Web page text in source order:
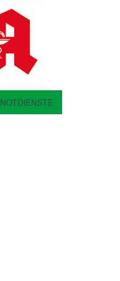
NOTDIENSTE